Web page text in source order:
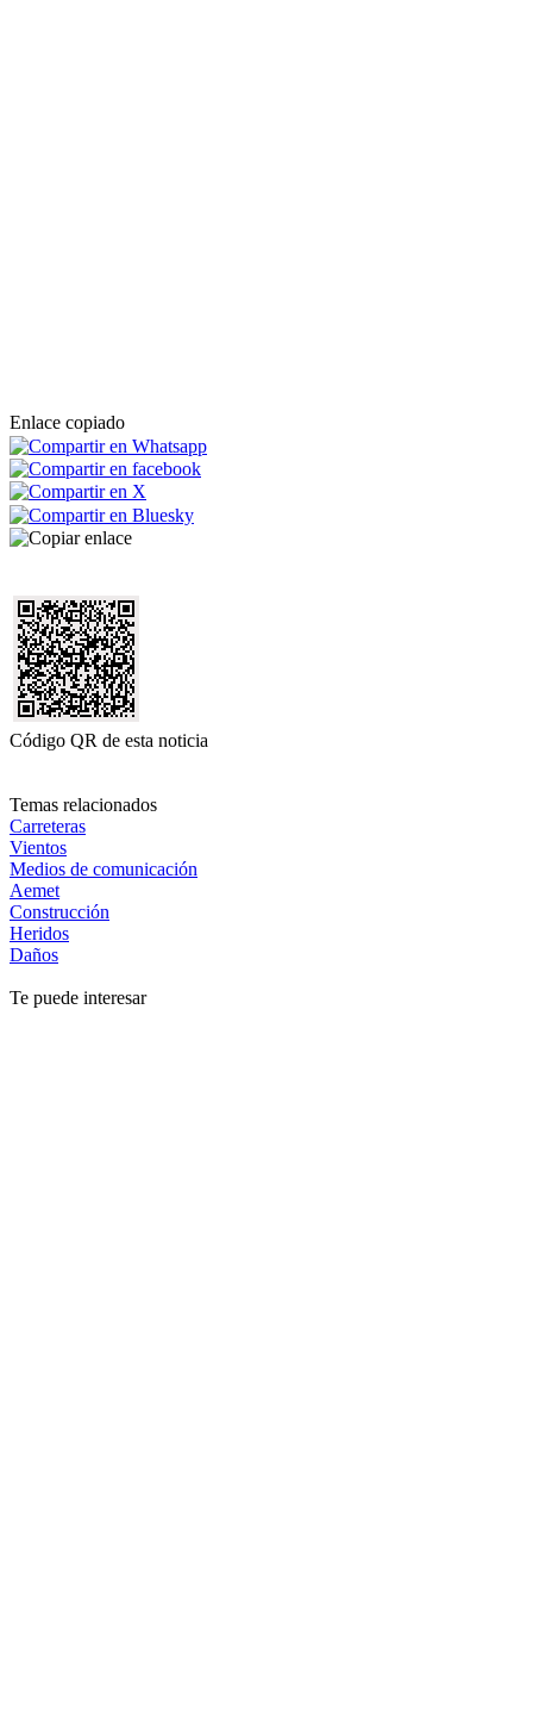
Enlace copiado
Código QR de esta noticia
Temas relacionados
Carreteras
Vientos
Medios de comunicación
Aemet
Construcción
Heridos
Daños
Te puede interesar